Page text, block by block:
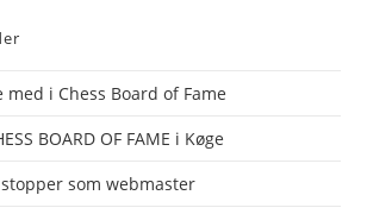
med i Chess Board of Fame
BOARD OF FAME i Køge
som webmaster